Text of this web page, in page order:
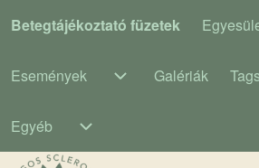
Main navigation
Betegtájékoztató füzetek
Események
Események sub-
Galériák
Egyéb